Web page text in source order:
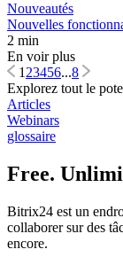
Nouveautés
Nouvelles
2 min
En voir plus
123456...8
Explorez tout le
Articles
Webinars
glossaire
Free.
Bitrix24 est un
collaborer sur des
encore.